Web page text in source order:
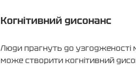
Когнітивний дисонанс
Люди прагнуть до узгодженості
може створити когнітивний